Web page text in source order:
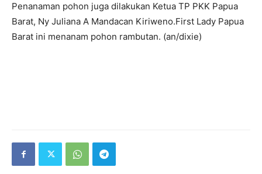
Penanaman pohon juga dilakukan Ketua TP PKK Papua
Barat, Ny Juliana A Mandacan Kiriweno.First Lady Papua
Barat ini menanam pohon rambutan. (an/dixie)